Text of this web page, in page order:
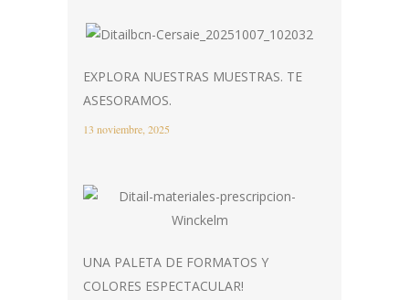
EXPLORA NUESTRAS MUESTRAS. TE
ASESORAMOS.
13 noviembre, 2025
UNA PALETA DE FORMATOS Y
COLORES ESPECTACULAR!